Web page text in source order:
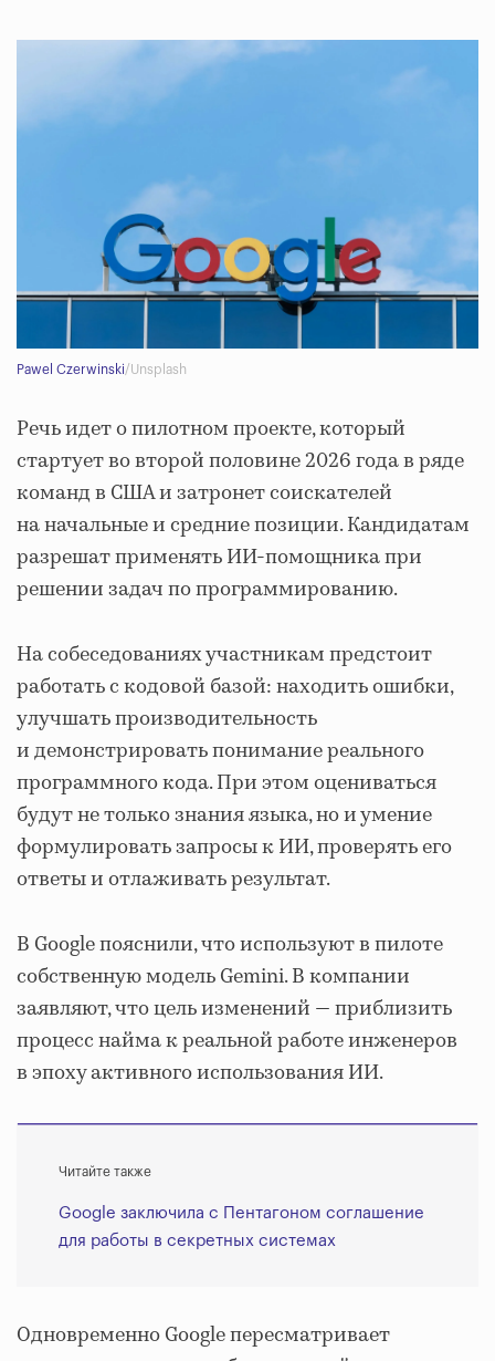
Pawel Czerwinski/Unsplash
Речь идет о пилотном проекте, который
стартует во второй половине 2026 года в ряде
команд в США и затронет соискателей
на начальные и средние позиции. Кандидатам
разрешат применять ИИ-помощника при
решении задач по программированию.
На собеседованиях участникам предстоит
работать с кодовой базой: находить ошибки,
улучшать производительность
и демонстрировать понимание реального
программного кода. При этом оцениваться
будут не только знания языка, но и умение
формулировать запросы к ИИ, проверять его
ответы и отлаживать результат.
В Google пояснили, что используют в пилоте
собственную модель Gemini. В компании
заявляют, что цель изменений — приблизить
процесс найма к реальной работе инженеров
в эпоху активного использования ИИ.
Читайте также
Google заключила с Пентагоном соглашение
для работы в секретных системах
Одновременно Google пересматривает